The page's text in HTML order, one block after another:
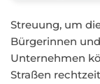
Streuung, um
Bürgerinnen
Unternehmen
Straßen